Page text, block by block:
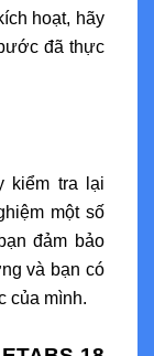
hoạt, hãy
đã thực
kiểm tra lại
một số
đảm bảo
và bạn có
của mình.